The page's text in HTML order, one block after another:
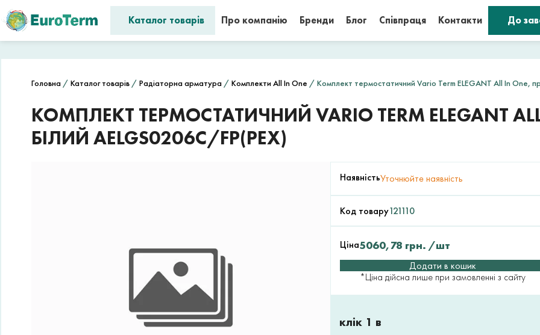
Каталог товарів Про компанію Бренди Блог Співпраця Контакти До
Головна / Каталог товарів / Радіаторна арматура / Комплекти All In One / Комплект термостатичний Vario Term ELEGANT All In One,
КОМПЛЕКТ ТЕРМОСТАТИЧНИЙ VARIO TERM ELEGANT
БІЛИЙ AELGS0206C/FP(PEX)
НаявністьУточнюйте наявність
Код товару121110
Ціна5060,78 грн. /шт
Додати в кошик
*Ціна дійсна лише при замовленні з сайту
клік 1 в